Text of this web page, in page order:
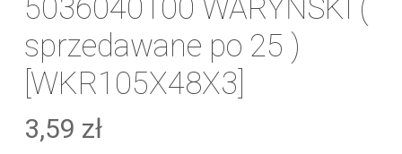
5036040100 WARYŃSKI (
sprzedawane po 25 )
[WKR105X48X3]
3,59 zł